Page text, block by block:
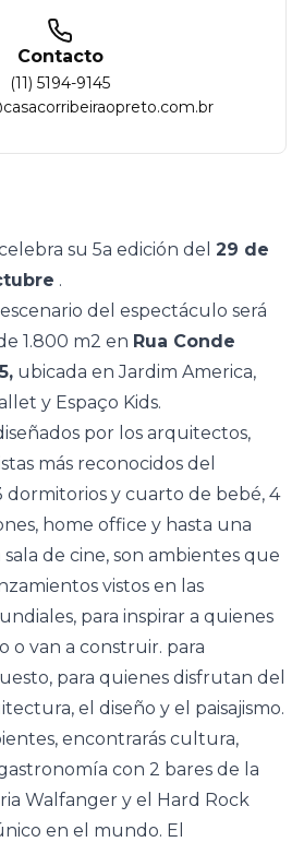
Contacto
(11) 5194-9145
su 5a edición del 29 de
.
del espectáculo será
1.800 m2 en Rua Conde
ubicada en Jardim America,
y Espaço Kids.
por los arquitectos,
más reconocidos del
dormitorios y cuarto de bebé, 4
home office y hasta una
de cine, son ambientes que
vistos en las
para inspirar a quienes
o van a construir. para
para quienes disfrutan del
el diseño y el paisajismo.
encontrarás cultura,
con 2 bares de la
Walfanger y el Hard Rock
en el mundo. El